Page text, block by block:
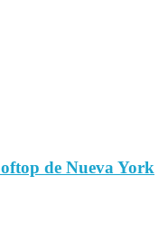
de Nueva York